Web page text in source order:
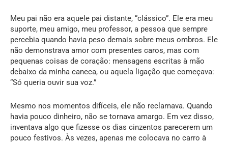
Meu pai não era aquele pai distante, “clássico”. Ele era meu
suporte, meu amigo, meu professor, a pessoa que sempre
percebia quando havia peso demais sobre meus ombros. Ele
não demonstrava amor com presentes caros, mas com
pequenas coisas de coração: mensagens escritas à mão
debaixo da minha caneca, ou aquela ligação que começava:
“Só queria ouvir sua voz.”
Mesmo nos momentos difíceis, ele não reclamava. Quando
havia pouco dinheiro, não se tornava amargo. Em vez disso,
inventava algo que fizesse os dias cinzentos parecerem um
pouco festivos. Às vezes, apenas me colocava no carro à